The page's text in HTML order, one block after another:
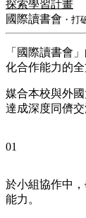
探索學習計畫
國際讀書會 ・打
「國際讀書會
化合作能力的全
媒合本校與外
達成深度同儕
01
於小組協作中
能力。